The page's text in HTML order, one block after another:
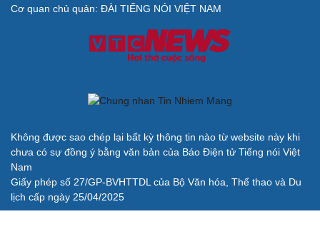
Cơ quan chủ quản: ĐÀI TIẾNG NÓI VIỆT NAM
Không được sao chép lại bất kỳ thông tin nào từ website này khi
chưa có sự đồng ý bằng văn bản của Báo Điện tử Tiếng nói Việt
Nam
Giấy phép số 27/GP-BVHTTDL của Bộ Văn hóa, Thể thao và Du
lịch cấp ngày 25/04/2025